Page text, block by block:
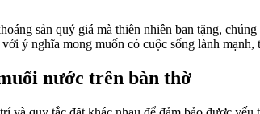
sản quý giá mà thiên nhiên ban tặng,
ý nghĩa mong muốn có cuộc sống lành mạnh,
nước trên bàn thờ